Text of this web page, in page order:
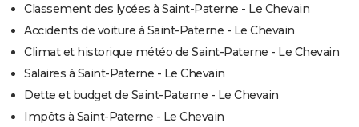
Classement des lycées à Saint-Paterne - Le Chevain
Accidents de voiture à Saint-Paterne - Le Chevain
Climat et historique météo de Saint-Paterne - Le Chevain
Salaires à Saint-Paterne - Le Chevain
Dette et budget de Saint-Paterne - Le Chevain
Impôts à Saint-Paterne - Le Chevain